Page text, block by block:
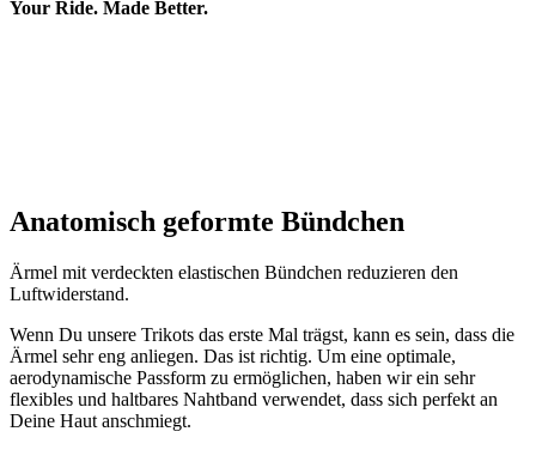
Your Ride. Made Better.
Anatomisch geformte Bündchen
Ärmel mit verdeckten elastischen Bündchen reduzieren den
Luftwiderstand.
Wenn Du unsere Trikots das erste Mal trägst, kann es sein, dass die
Ärmel sehr eng anliegen. Das ist richtig. Um eine optimale,
aerodynamische Passform zu ermöglichen, haben wir ein sehr
flexibles und haltbares Nahtband verwendet, dass sich perfekt an
Deine Haut anschmiegt.